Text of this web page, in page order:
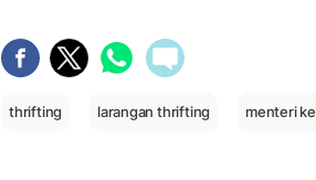
thrifting larangan thrifting menteri